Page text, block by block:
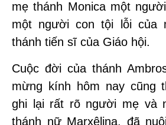
mẹ thánh Monica một
một người con tội lỗi của
thánh tiến sĩ của Giáo hội.
Cuộc đời của thánh
mừng kính hôm nay cũng
ghi lại rất rõ người mẹ và
thánh nữ Marxêlina, đã